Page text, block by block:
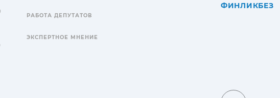
РАБОТА ДЕПУТАТОВ
ЭКСПЕРТНОЕ МНЕНИЕ
ФИНЛИКБЕЗ